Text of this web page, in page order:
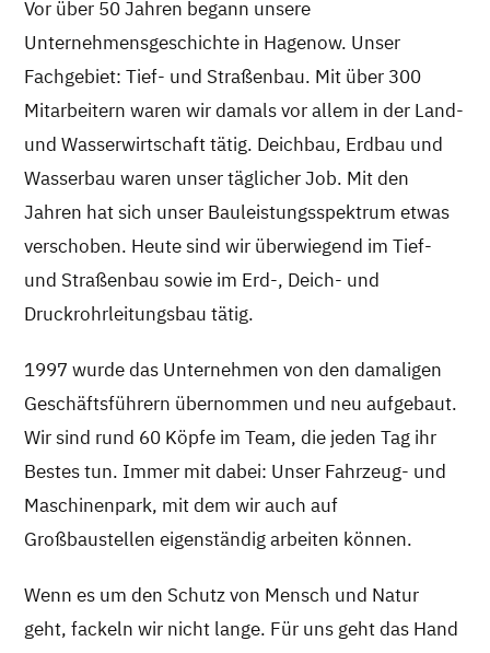
Vor über 50 Jahren begann unsere
Unternehmensgeschichte in Hagenow. Unser
Fachgebiet: Tief- und Straßenbau. Mit über 300
Mitarbeitern waren wir damals vor allem in der Land-
und Wasserwirtschaft tätig. Deichbau, Erdbau und
Wasserbau waren unser täglicher Job. Mit den
Jahren hat sich unser Bauleistungsspektrum etwas
verschoben. Heute sind wir überwiegend im Tief-
und Straßenbau sowie im Erd-, Deich- und
Druckrohrleitungsbau tätig.
1997 wurde das Unternehmen von den damaligen
Geschäftsführern übernommen und neu aufgebaut.
Wir sind rund 60 Köpfe im Team, die jeden Tag ihr
Bestes tun. Immer mit dabei: Unser Fahrzeug- und
Maschinenpark, mit dem wir auch auf
Großbaustellen eigenständig arbeiten können.
Wenn es um den Schutz von Mensch und Natur
geht, fackeln wir nicht lange. Für uns geht das Hand